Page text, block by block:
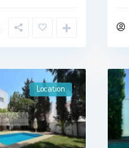
Location